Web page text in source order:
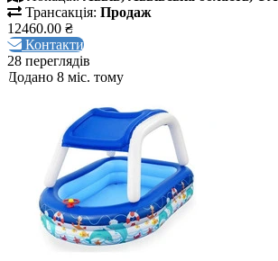
Трансакція: Продаж
12460.00 ₴
Контакти
28 переглядів
Додано 8 міс. тому